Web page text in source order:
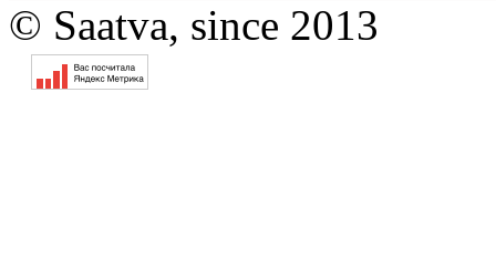
© Saatva, since 2013